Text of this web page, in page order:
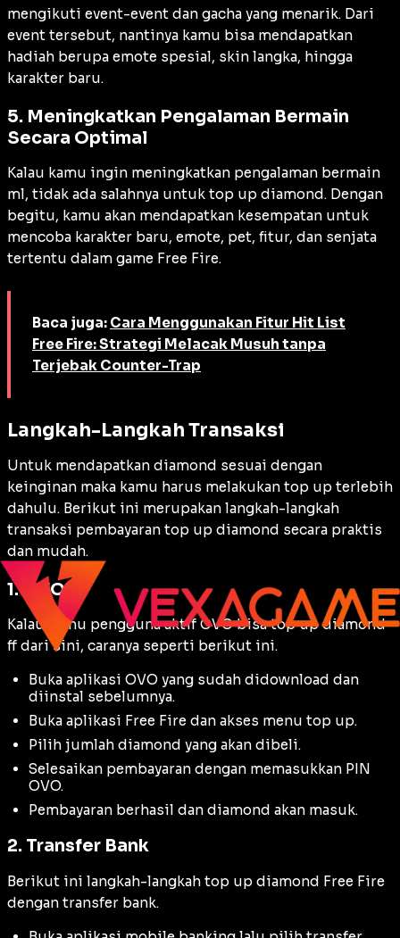
mengikuti event-event dan gacha yang menarik. Dari
event tersebut, nantinya kamu bisa mendapatkan
hadiah berupa emote spesial, skin langka, hingga
karakter baru.
5. Meningkatkan Pengalaman Bermain
Secara Optimal
Kalau kamu ingin meningkatkan pengalaman bermain
ml, tidak ada salahnya untuk top up diamond. Dengan
begitu, kamu akan mendapatkan kesempatan untuk
mencoba karakter baru, emote, pet, fitur, dan senjata
tertentu dalam game Free Fire.
Baca juga: Cara Menggunakan Fitur Hit List
Free Fire: Strategi Melacak Musuh tanpa
Terjebak Counter-Trap
Langkah-Langkah Transaksi
Untuk mendapatkan diamond sesuai dengan
keinginan maka kamu harus melakukan top up terlebih
dahulu. Berikut ini merupakan langkah-langkah
transaksi pembayaran top up diamond secara praktis
dan mudah.
1. OVO
Kalau kamu pengguna aktif OVO bisa top up diamond
ff dari sini, caranya seperti berikut ini.
Buka aplikasi OVO yang sudah didownload dan
diinstal sebelumnya.
Buka aplikasi Free Fire dan akses menu top up.
Pilih jumlah diamond yang akan dibeli.
Selesaikan pembayaran dengan memasukkan PIN
OVO.
Pembayaran berhasil dan diamond akan masuk.
2. Transfer Bank
Berikut ini langkah-langkah top up diamond Free Fire
dengan transfer bank.